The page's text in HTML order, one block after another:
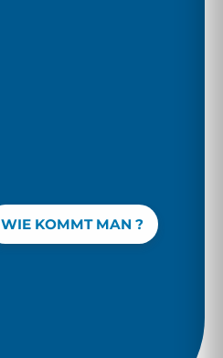
WIE KOMMT MAN ?